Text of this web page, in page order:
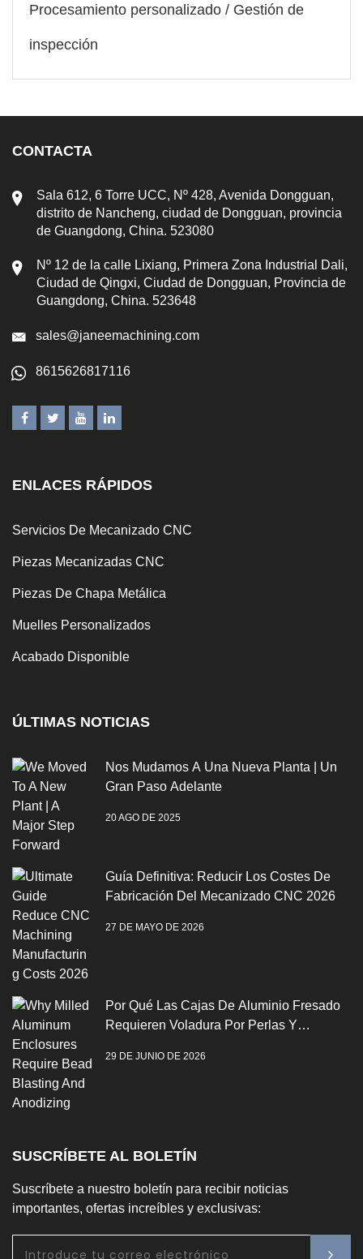
Procesamiento personalizado / Gestión de
inspección
CONTACTA
Sala 612, 6 Torre UCC, Nº 428, Avenida Dongguan,
distrito de Nancheng, ciudad de Dongguan, provincia
de Guangdong, China. 523080
Nº 12 de la calle Lixiang, Primera Zona Industrial Dali,
Ciudad de Qingxi, Ciudad de Dongguan, Provincia de
Guangdong, China. 523648
sales@janeemachining.com
8615626817116
ENLACES RÁPIDOS
Servicios De Mecanizado CNC
Piezas Mecanizadas CNC
Piezas De Chapa Metálica
Muelles Personalizados
Acabado Disponible
ÚLTIMAS NOTICIAS
Nos Mudamos A Una Nueva Planta | Un
Gran Paso Adelante
20 AGO DE 2025
Guía Definitiva: Reducir Los Costes De
Fabricación Del Mecanizado CNC 2026
27 DE MAYO DE 2026
Por Qué Las Cajas De Aluminio Fresado
Requieren Voladura Por Perlas Y
29 DE JUNIO DE 2026
SUSCRÍBETE AL BOLETÍN
Suscríbete a nuestro boletín para recibir noticias
importantes, ofertas increíbles y exclusivas: